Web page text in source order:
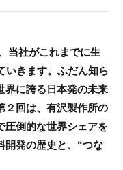
当社がこれまでに生
いきます。ふだん知ら
界に誇る日本発の未来
２回は、有沢製作所の
圧倒的な世界シェアを
開発の歴史と、“つな